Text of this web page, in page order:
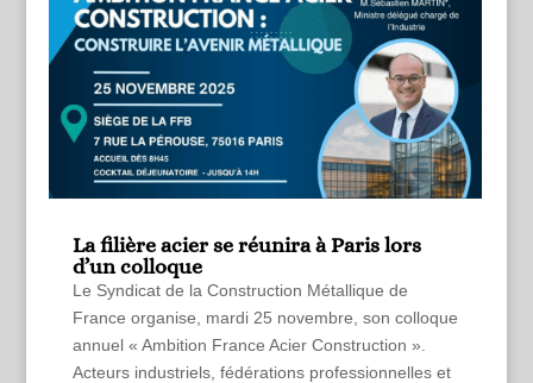
La filière acier se réunira à Paris lors
d’un colloque
Le Syndicat de la Construction Métallique de
France organise, mardi 25 novembre, son colloque
annuel « Ambition France Acier Construction ».
Acteurs industriels, fédérations professionnelles et